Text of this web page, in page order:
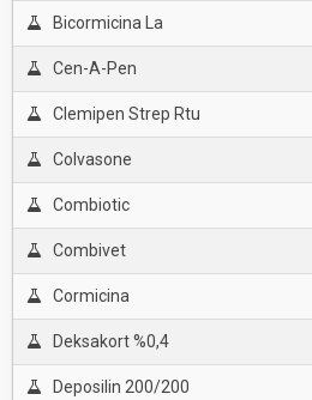
Bicormicina La
Cen-A-Pen
Clemipen Strep Rtu
Colvasone
Combiotic
Combivet
Cormicina
Deksakort %0,4
Deposilin 200/200